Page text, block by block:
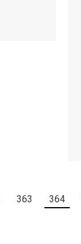
363 364